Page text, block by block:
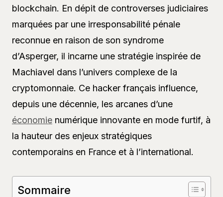
blockchain. En dépit de controverses judiciaires
marquées par une irresponsabilité pénale
reconnue en raison de son syndrome
d’Asperger, il incarne une stratégie inspirée de
Machiavel dans l’univers complexe de la
cryptomonnaie. Ce hacker français influence,
depuis une décennie, les arcanes d’une
économie numérique innovante en mode furtif, à
la hauteur des enjeux stratégiques
contemporains en France et à l’international.
Sommaire